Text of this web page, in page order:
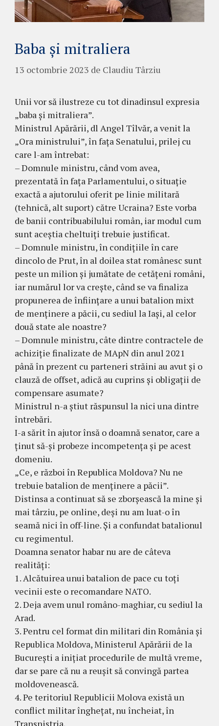
Baba și mitraliera
13 octombrie 2023 de Claudiu Târziu
Unii vor să ilustreze cu tot dinadinsul expresia
„baba și mitraliera”.
Ministrul Apărării, dl Angel Tîlvăr, a venit la
„Ora ministrului”, în fața Senatului, prilej cu
care l-am întrebat:
– Domnule ministru, când vom avea,
prezentată în fața Parlamentului, o situație
exactă a ajutorului oferit pe linie militară
(tehnică, alt suport) către Ucraina? Este vorba
de banii contribuabilului român, iar modul cum
sunt aceștia cheltuiți trebuie justificat.
– Domnule ministru, în condițiile în care
dincolo de Prut, în al doilea stat românesc sunt
peste un milion și jumătate de cetățeni români,
iar numărul lor va crește, când se va finaliza
propunerea de înființare a unui batalion mixt
de menținere a păcii, cu sediul la Iași, al celor
două state ale noastre?
– Domnule ministru, câte dintre contractele de
achiziție finalizate de MApN din anul 2021
până în prezent cu parteneri străini au avut și o
clauză de offset, adică au cuprins și obligații de
compensare asumate?
Ministrul n-a știut răspunsul la nici una dintre
întrebări.
I-a sărit în ajutor însă o doamnă senator, care a
ținut să-și probeze incompetența și pe acest
domeniu.
„Ce, e război în Republica Moldova? Nu ne
trebuie batalion de menținere a păcii”.
Distinsa a continuat să se zborșească la mine și
mai târziu, pe online, deși nu am luat-o în
seamă nici în off-line. Și a confundat batalionul
cu regimentul.
Doamna senator habar nu are de câteva
realități:
1. Alcătuirea unui batalion de pace cu toți
vecinii este o recomandare NATO.
2. Deja avem unul româno-maghiar, cu sediul la
Arad.
3. Pentru cel format din militari din România și
Republica Moldova, Ministerul Apărării de la
București a inițiat procedurile de multă vreme,
dar se pare că nu a reușit să convingă partea
moldovenească.
4. Pe teritoriul Republicii Molova există un
conflict militar înghețat, nu încheiat, în